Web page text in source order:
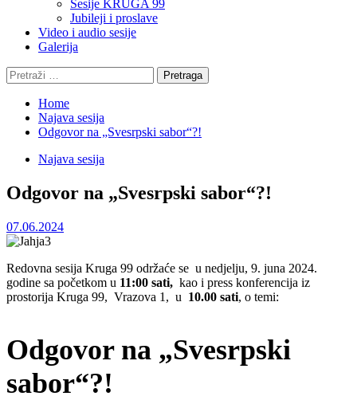
Sesije KRUGA 99
Jubileji i proslave
Video i audio sesije
Galerija
Pretraga:
Home
Najava sesija
Odgovor na „Svesrpski sabor“?!
Najava sesija
Odgovor na „Svesrpski sabor“?!
07.06.2024
Redovna sesija Kruga 99 održaće se u nedjelju, 9. juna 2024.
godine sa početkom u 11:00 sati, kao i press konferencija iz
prostorija Kruga 99, Vrazova 1, u 10.00 sati, o temi:
Odgovor na „Svesrpski
sabor“?!